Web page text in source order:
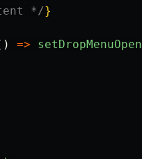
*/}
=> setDropMenuOpen